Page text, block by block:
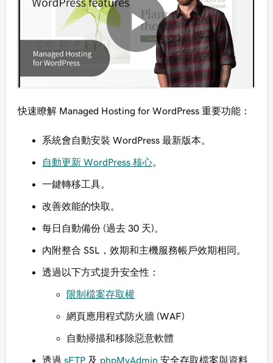
快速瞭解 Managed Hosting for WordPress 重要功能：
系統會自動安裝 WordPress 最新版本。
自動更新 WordPress 核心。
一鍵轉移工具。
改善效能的快取。
每日自動備份 (過去 30 天)。
內附整合 SSL，效期和主機服務帳戶效期相同。
透過以下方式提升安全性：
限制檔案存取權
網頁應用程式防火牆 (WAF)
自動掃描和移除惡意軟體
透過 sFTP 及 phpMyAdmin 安全存取檔案與資料